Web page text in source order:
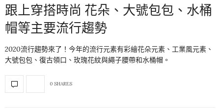
跟上穿搭時尚 花朵、大號包包、水桶
帽等主要流行趨勢
2020流行趨勢來了！今年的流行元素有彩繪花朵元素、工業風元素、
大號包包、復古領口、玫瑰花紋與繩子腰帶和水桶帽。
0 SHARES